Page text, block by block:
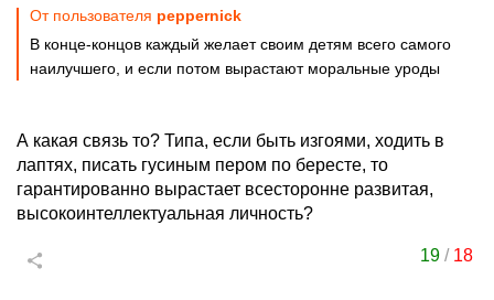
От пользователя peppernick
В конце-концов каждый желает своим детям всего самого
наилучшего, и если потом вырастают моральные уроды
А какая связь то? Типа, если быть изгоями, ходить в
лаптях, писать гусиным пером по бересте, то
гарантированно вырастает всесторонне развитая,
высокоинтеллектуальная личность?
19/ 18